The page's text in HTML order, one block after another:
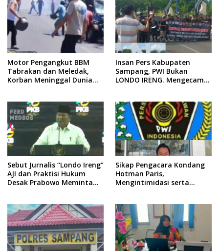
Motor Pengangkut BBM
Tabrakan dan Meledak,
Korban Meninggal Dunia
Insan Pers Kabupaten
Sampang, PWI Bukan
LONDO IRENG. Mengecam
Republik Indonesia
Sebut Jurnalis “Londo Ireng”
AJI dan Praktisi Hukum
Desak Prabowo Meminta
Sikap Pengacara Kondang
Hotman Paris,
Mengintimidasi serta
Sampang Angkat Bicara